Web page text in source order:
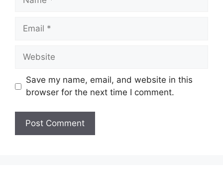
Email
Website
Save my name, email, and website in this
browser for the next time I comment.